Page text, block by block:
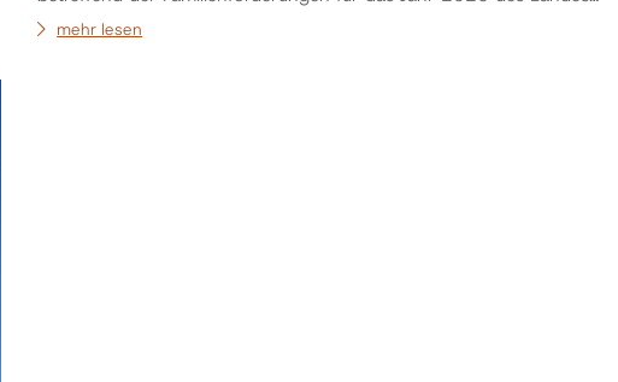
OÖ. Auf der Webseite der OÖ Familienkarte finden Sie
Informationen über aktuelle Fördermöglichkeiten für Familien. Das
mehr lesen